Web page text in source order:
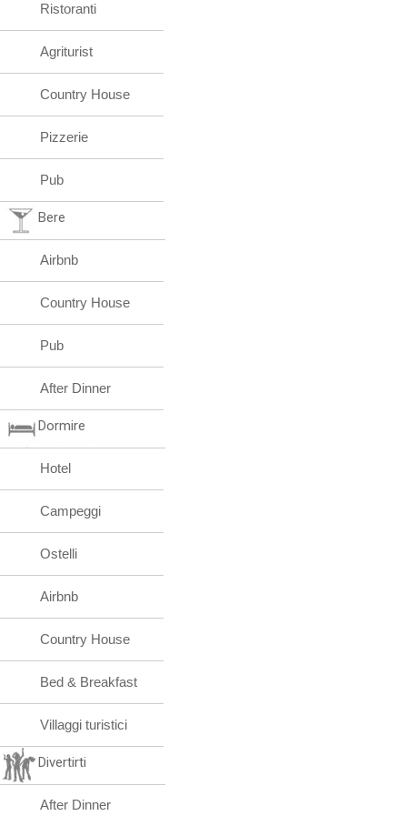
Ristoranti
Agriturist
Country House
Pizzerie
Pub
Bere
Airbnb
Country House
Pub
After Dinner
Dormire
Hotel
Campeggi
Ostelli
Airbnb
Country House
Bed & Breakfast
Villaggi turistici
Divertirti
After Dinner